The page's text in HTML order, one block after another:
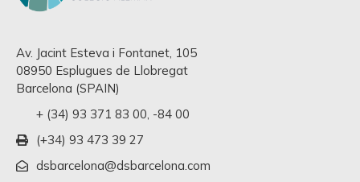
Av. Jacint Esteva i Fontanet, 105
08950 Esplugues de Llobregat
Barcelona (SPAIN)
+ (34) 93 371 83 00 -84 00
(+34) 93 473 39 27
dsbarcelona@dsbarcelona.com